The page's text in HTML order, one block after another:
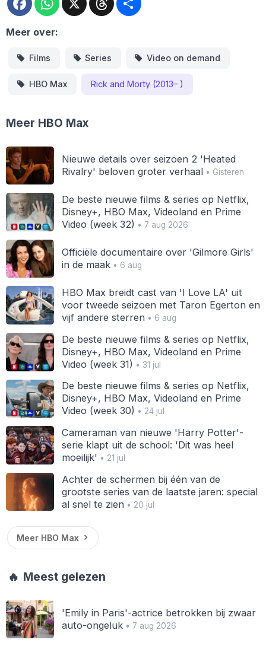
Meer over:
Films Series Video on demand
HBO Max Rick and Morty (2013– )
Meer HBO Max
Nieuwe details over seizoen 2 'Heated
Rivalry' beloven groter verhaal • Gisteren
De beste nieuwe films & series op Netflix,
Disney+, HBO Max, Videoland en Prime
Video (week 32) • 7 aug 2026
Officiële documentaire over 'Gilmore Girls'
in de maak• 6 aug
HBO Max breidt cast van 'I Love LA' uit
voor tweede seizoen met Taron Egerton en
vijf andere sterren• 6 aug
De beste nieuwe films & series op Netflix,
Disney+, HBO Max, Videoland en Prime
Video (week 31) • 31 jul
De beste nieuwe films & series op Netflix,
Disney+, HBO Max, Videoland en Prime
Video (week 30) • 24 jul
Cameraman van nieuwe 'Harry Potter'-
serie klapt uit de school: 'Dit was heel
moeilijk' • 21 jul
Achter de schermen bij één van de
grootste series van de laatste jaren: special
al snel te zien• 20 jul
Meer HBO Max
🔥 Meest gelezen
'Emily in Paris'-actrice betrokken bij zwaar
auto-ongeluk• 7 aug 2026